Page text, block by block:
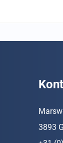
3893